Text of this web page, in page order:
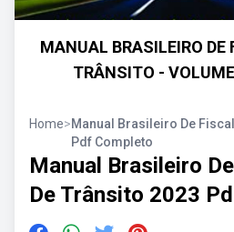
MANUAL BRASILEIRO DE
TRÂNSITO -
Home>Manual Brasileiro De
Pdf Completo
Manual Brasileiro
De Trânsito 2023